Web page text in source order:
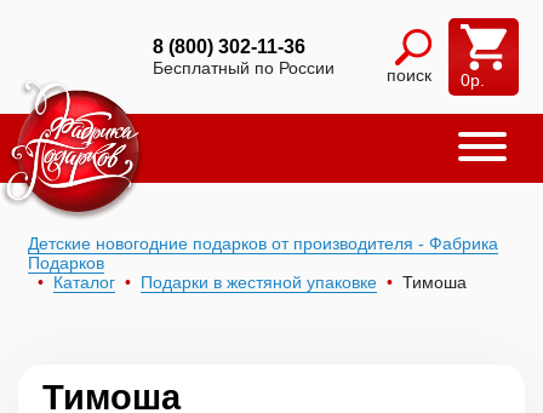
8 (800) 302-11-36
Бесплатный по России поиск 0р.
Детские новогодние подарков от производителя - Фабрика
Подарков
Каталог
Подарки в жестяной упаковке Тимоша
Тимоша